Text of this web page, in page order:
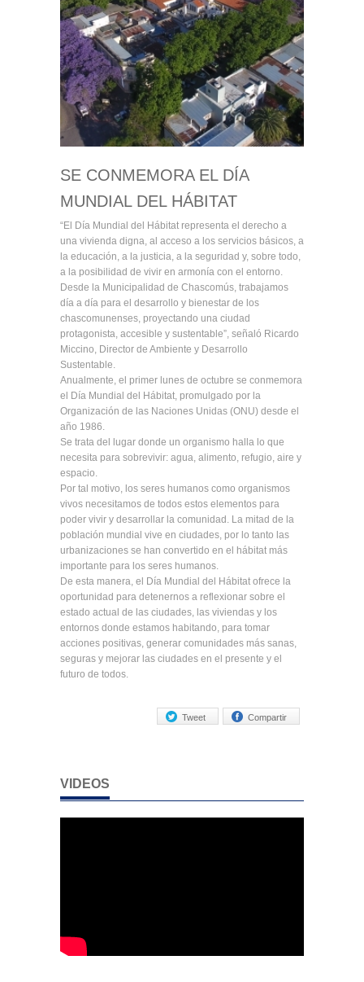
SE CONMEMORA EL DÍA
MUNDIAL DEL HÁBITAT
“El Día Mundial del Hábitat representa el derecho a
una vivienda digna, al acceso a los servicios básicos, a
la educación, a la justicia, a la seguridad y, sobre todo,
a la posibilidad de vivir en armonía con el entorno.
Desde la Municipalidad de Chascomús, trabajamos
día a día para el desarrollo y bienestar de los
chascomunenses, proyectando una ciudad
protagonista, accesible y sustentable”, señaló Ricardo
Miccino, Director de Ambiente y Desarrollo
Sustentable.
Anualmente, el primer lunes de octubre se conmemora
el Día Mundial del Hábitat, promulgado por la
Organización de las Naciones Unidas (ONU) desde el
año 1986.
Se trata del lugar donde un organismo halla lo que
necesita para sobrevivir: agua, alimento, refugio, aire y
espacio.
Por tal motivo, los seres humanos como organismos
vivos necesitamos de todos estos elementos para
poder vivir y desarrollar la comunidad. La mitad de la
población mundial vive en ciudades, por lo tanto las
urbanizaciones se han convertido en el hábitat más
importante para los seres humanos.
De esta manera, el Día Mundial del Hábitat ofrece la
oportunidad para detenernos a reflexionar sobre el
estado actual de las ciudades, las viviendas y los
entornos donde estamos habitando, para tomar
acciones positivas, generar comunidades más sanas,
seguras y mejorar las ciudades en el presente y el
futuro de todos.
Compartir
Tweet
VIDEOS